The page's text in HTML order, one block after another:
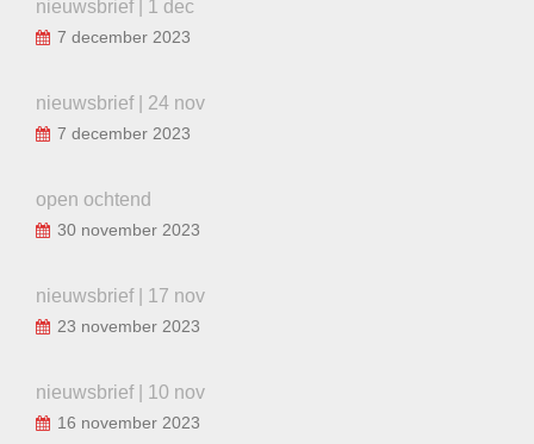
nieuwsbrief | 1 dec
7 december 2023
nieuwsbrief | 24 nov
7 december 2023
open ochtend
30 november 2023
nieuwsbrief | 17 nov
23 november 2023
nieuwsbrief | 10 nov
16 november 2023